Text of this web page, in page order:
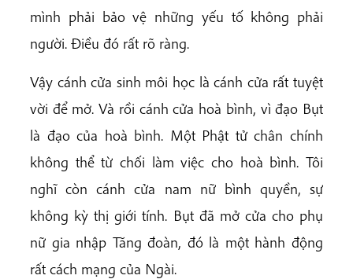
mình phải bảo vệ những yếu tố không phải
người. Điều đó rất rõ ràng.
Vậy cánh cửa sinh môi học là cánh cửa rất tuyệt
vời để mở. Và rồi cánh cửa hoà bình, vì đạo Bụt
là đạo của hoà bình. Một Phật tử chân chính
không thể từ chối làm việc cho hoà bình. Tôi
nghĩ còn cánh cửa nam nữ bình quyền, sự
không kỳ thị giới tính. Bụt đã mở cửa cho phụ
nữ gia nhập Tăng đoàn, đó là một hành động
rất cách mạng của Ngài.